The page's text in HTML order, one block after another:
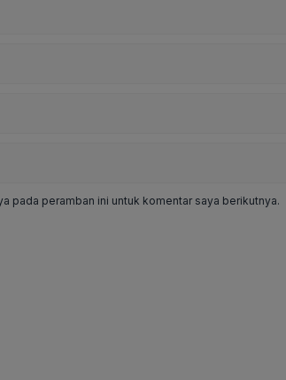
pada peramban ini untuk komentar saya berikutnya.